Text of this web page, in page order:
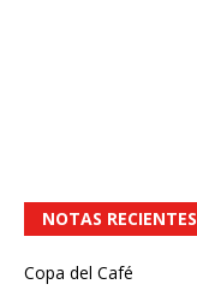
NOTAS RECIENTES
Copa del Café